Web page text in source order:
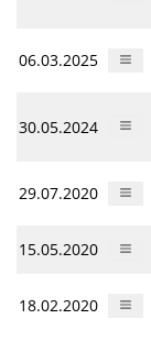
06.03.2025
30.05.2024
29.07.2020
15.05.2020
18.02.2020